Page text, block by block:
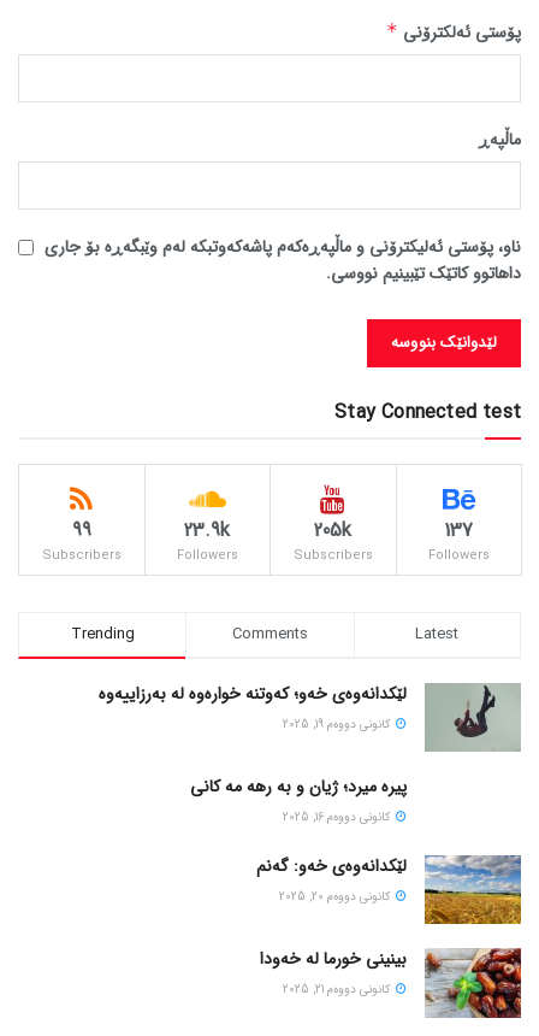
پۆستی ئەلکترۆنی *
ماڵپه‌ڕ
ناو، پۆستی ئەلیکترۆنی و ماڵپەڕەکەم پاشەکەوتبکە لەم وێبگەڕە بۆ جاری
داهاتوو کاتێک تێبینیم نووسی.
Stay Connected test
137
Followers
205k
Subscribers
23.9k
Followers
99
Subscribers
Trending Comments Latest
لێکدانەوەی خەو؛ کەوتنە خوارەوە لە بەرزاییەوە
كانونی دووه‌م 19, 2025
پیره میرد؛ ژیان و به رهه مه کانی
كانونی دووه‌م 16, 2025
لێکدانەوەی خەو: گەنم
كانونی دووه‌م 20, 2025
بینینی خورما لە خەودا
كانونی دووه‌م 21, 2025